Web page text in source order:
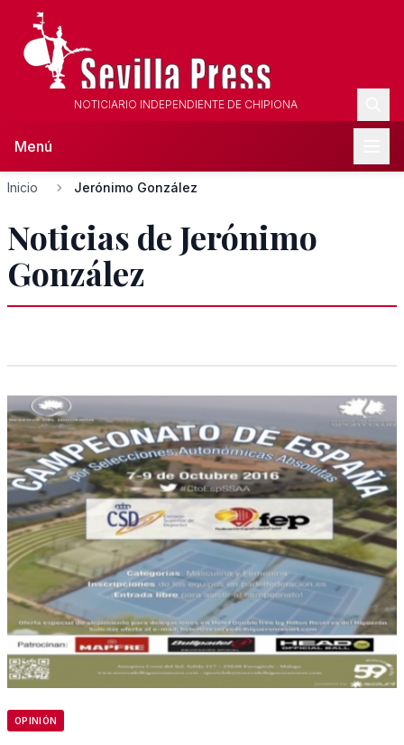
NOTICIARIO INDEPENDIENTE DE CHIPIONA
Menú
Inicio Jerónimo González
Noticias de Jerónimo
González
OPINIÓN